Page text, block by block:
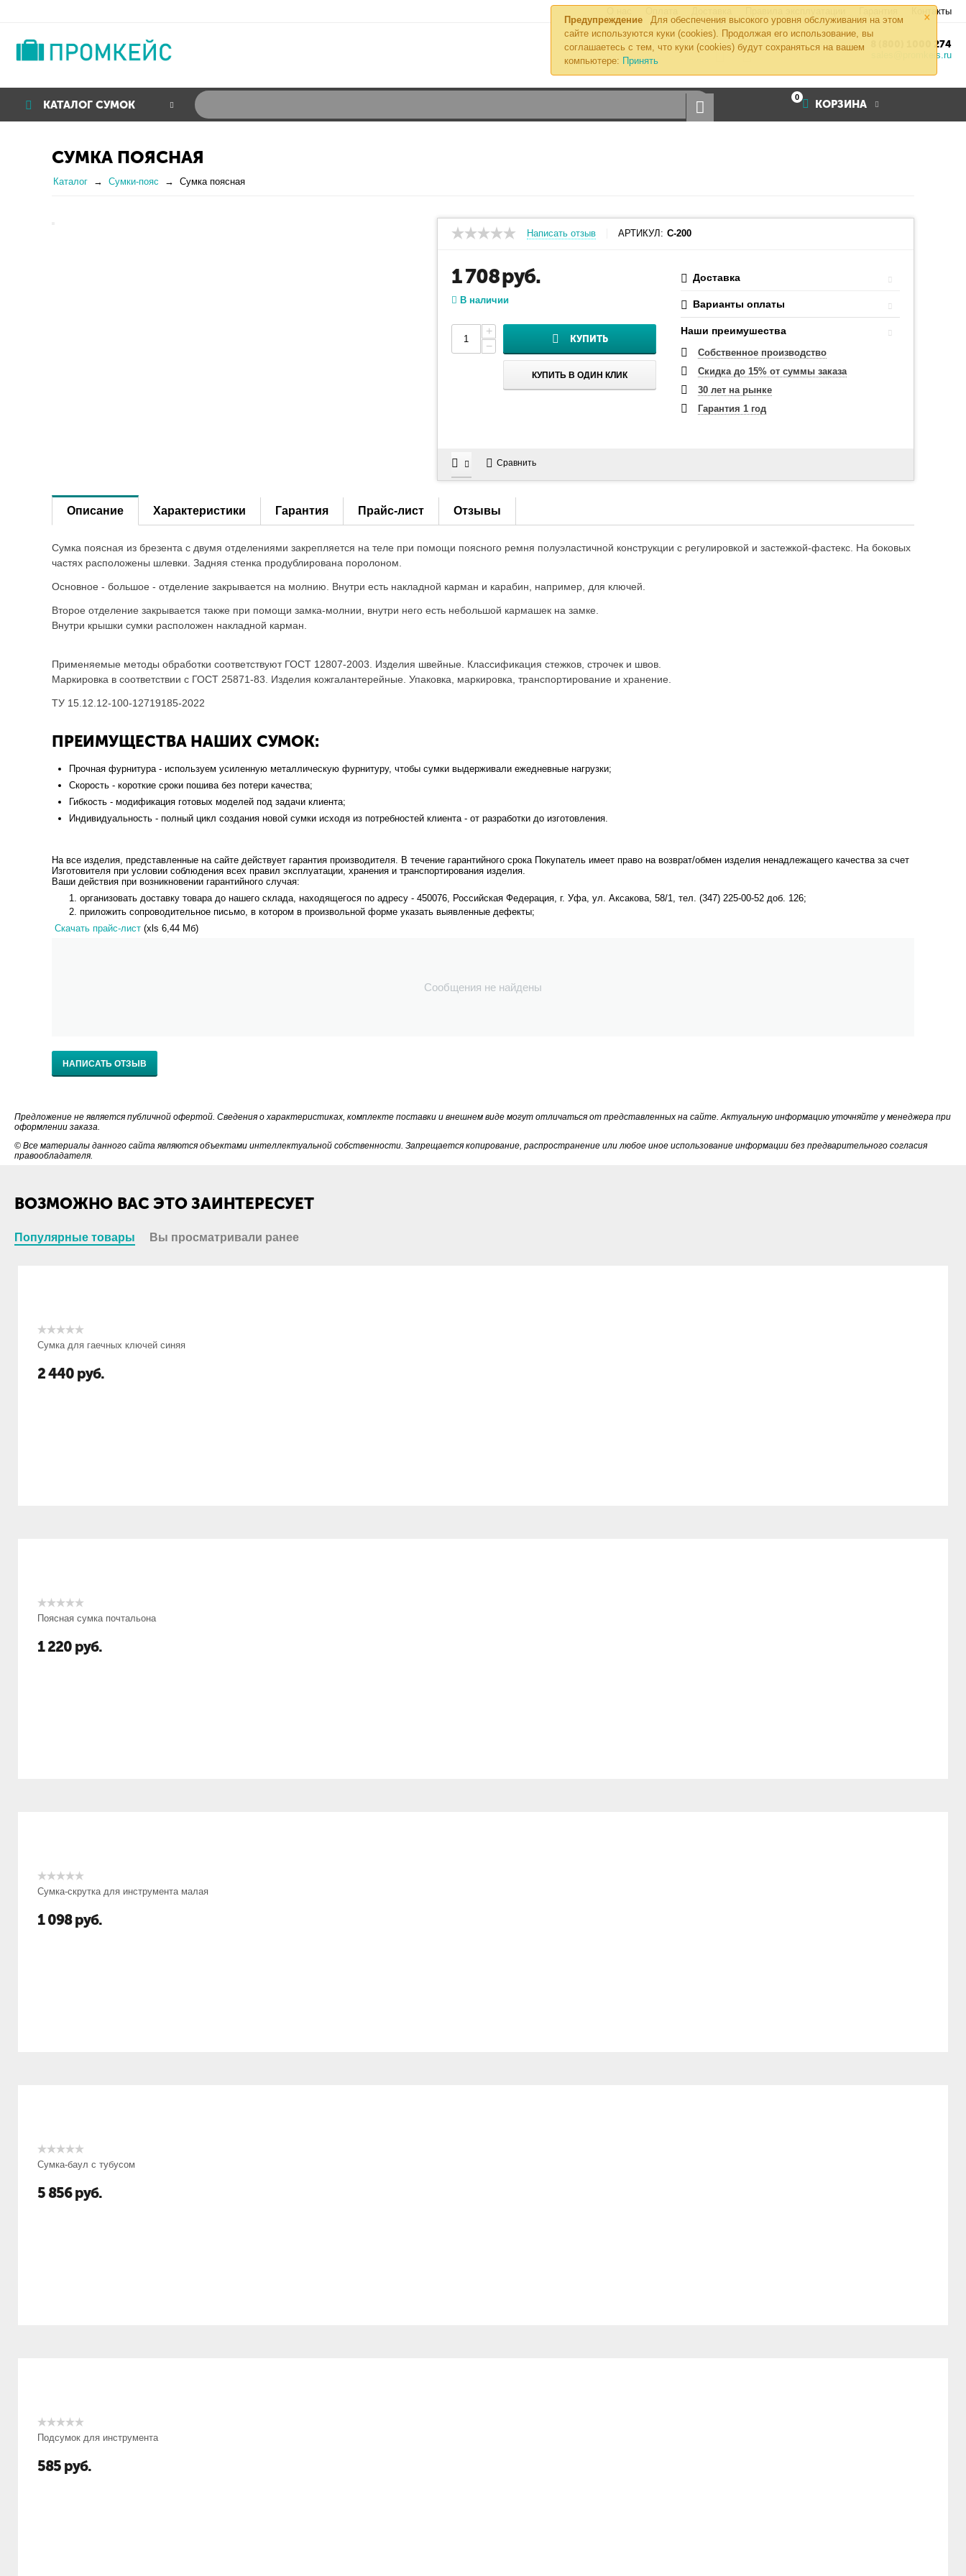
×
Предупреждение
Для обеспечения высокого уровня обслуживания на этом
сайте используются куки (cookies). Продолжая его использование, вы
соглашаетесь с тем, что куки (cookies) будут сохраняться на вашем
компьютере: Принять
Контакты
8 (800) 1000 274
sales@promkeis.ru
КАТАЛОГ СУМОК
0
КОРЗИНА
СУМКА ПОЯСНАЯ
Каталог Сумки-пояс Сумка поясная
Написать отзыв АРТИКУЛ: С-200
1 708руб.
В наличии
+
−
КУПИТЬ
КУПИТЬ В ОДИН КЛИК
Доставка
Варианты оплаты
Наши преимушества
Собственное производство
Скидка до 15% от суммы заказа
30 лет на рынке
Гарантия 1 год
Сравнить
Описание Характеристики Гарантия Прайс-лист Отзывы
Сумка поясная из брезента с двумя отделениями закрепляется на теле при помощи поясного ремня полуэластичной конструкции с регулировкой и застежкой-фастекс. На боковых
частях расположены шлевки. Задняя стенка продублирована поролоном.
Основное - большое - отделение закрывается на молнию. Внутри есть накладной карман и карабин, например, для ключей.
Второе отделение закрывается также при помощи замка-молнии, внутри него есть небольшой кармашек на замке.
Внутри крышки сумки расположен накладной карман.
Применяемые методы обработки соответствуют ГОСТ 12807-2003. Изделия швейные. Классификация стежков, строчек и швов.
Маркировка в соответствии с ГОСТ 25871-83. Изделия кожгалантерейные. Упаковка, маркировка, транспортирование и хранение.
ТУ 15.12.12-100-12719185-2022
ПРЕИМУЩЕСТВА НАШИХ СУМОК:
Прочная фурнитура - используем усиленную металлическую фурнитуру, чтобы сумки выдерживали ежедневные нагрузки;
Скорость - короткие сроки пошива без потери качества;
Гибкость - модификация готовых моделей под задачи клиента;
Индивидуальность - полный цикл создания новой сумки исходя из потребностей клиента - от разработки до изготовления.
На все изделия, представленные на сайте действует гарантия производителя. В течение гарантийного срока Покупатель имеет право на возврат/обмен изделия ненадлежащего качества за счет
Изготовителя при условии соблюдения всех правил эксплуатации, хранения и транспортирования изделия.
Ваши действия при возникновении гарантийного случая:
организовать доставку товара до нашего склада, находящегося по адресу - 450076, Российская Федерация, г. Уфа, ул. Аксакова, 58/1, тел. (347) 225-00-52 доб. 126;
приложить сопроводительное письмо, в котором в произвольной форме указать выявленные дефекты;
Скачать прайс-лист (xls 6,44 Мб)
Сообщения не найдены
НАПИСАТЬ ОТЗЫВ
Предложение не является публичной офертой. Сведения о характеристиках, комплекте поставки и внешнем виде могут отличаться от представленных на сайте. Актуальную информацию уточняйте у менеджера при
оформлении заказа.
© Все материалы данного сайта являются объектами интеллектуальной собственности. Запрещается копирование, распространение или любое иное использование информации без предварительного согласия
правообладателя.
ВОЗМОЖНО ВАС ЭТО ЗАИНТЕРЕСУЕТ
Популярные товары Вы просматривали ранее
Сумка для гаечных ключей синяя
2 440 руб.
Поясная сумка почтальона
1 220 руб.
Сумка-скрутка для инструмента малая
1 098 руб.
Сумка-баул с тубусом
5 856 руб.
Подсумок для инструмента
585 руб.